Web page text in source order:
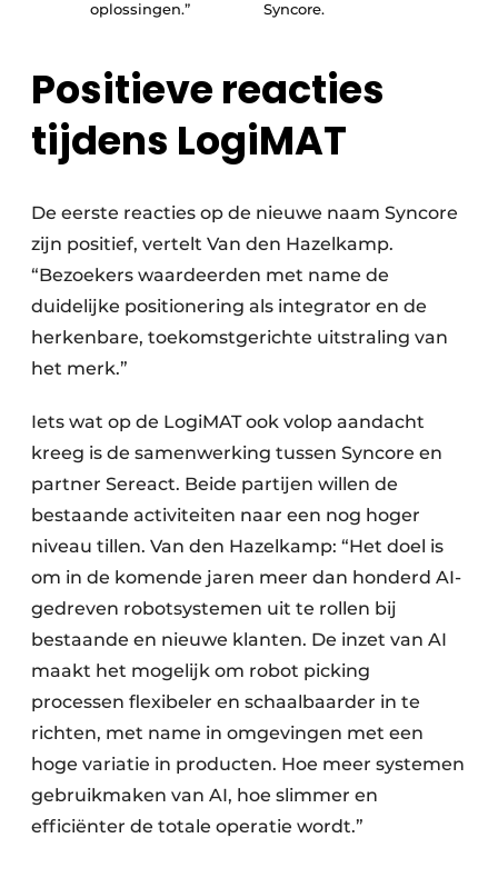
oplossingen.” Syncore.
Positieve reacties
tijdens LogiMAT
De eerste reacties op de nieuwe naam Syncore
zijn positief, vertelt Van den Hazelkamp.
“Bezoekers waardeerden met name de
duidelijke positionering als integrator en de
herkenbare, toekomstgerichte uitstraling van
het merk.”
Iets wat op de LogiMAT ook volop aandacht
kreeg is de samenwerking tussen Syncore en
partner Sereact. Beide partijen willen de
bestaande activiteiten naar een nog hoger
niveau tillen. Van den Hazelkamp: “Het doel is
om in de komende jaren meer dan honderd AI-
gedreven robotsystemen uit te rollen bij
bestaande en nieuwe klanten. De inzet van AI
maakt het mogelijk om robot picking
processen flexibeler en schaalbaarder in te
richten, met name in omgevingen met een
hoge variatie in producten. Hoe meer systemen
gebruikmaken van AI, hoe slimmer en
efficiënter de totale operatie wordt.”